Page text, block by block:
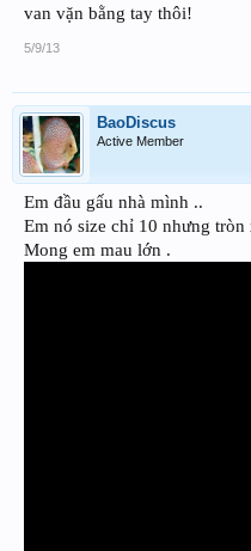
van vặn bằng tay thôi!
5/9/13
BaoDiscus
Active Member
Em đầu gấu nhà mình ..
Em nó size chỉ 10 nhưng tròn
Mong em mau lớn .